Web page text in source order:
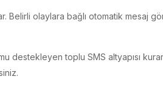
olaylara bağlı otomatik mesaj
toplu SMS altyapısı